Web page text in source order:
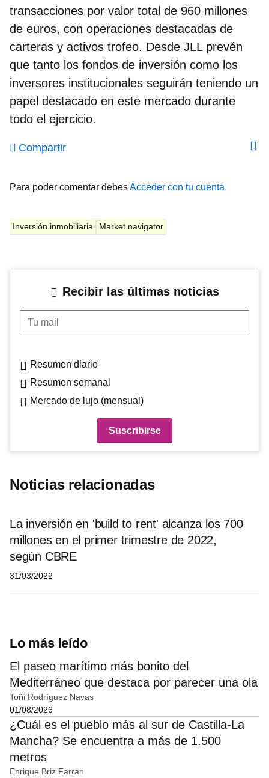
transacciones por valor total de 960 millones
de euros, con operaciones destacadas de
carteras y activos trofeo. Desde JLL prevén
que tanto los fondos de inversión como los
inversores institucionales seguirán teniendo un
papel destacado en este mercado durante
todo el ejercicio.
Compartir
Para poder comentar debesAcceder con tu cuenta
Inversión inmobiliaria Market navigator
Recibir las últimas noticias
Tu mail
Resumen diario
Resumen semanal
Mercado de lujo (mensual)
Noticias relacionadas
La inversión en 'build to rent' alcanza los 700
millones en el primer trimestre de 2022,
según CBRE
31/03/2022
Lo más leído
El paseo marítimo más bonito del
Mediterráneo que destaca por parecer una ola
Toñi Rodríguez Navas
01/08/2026
¿Cuál es el pueblo más al sur de Castilla-La
Mancha? Se encuentra a más de 1.500
metros
Enrique Briz Farran